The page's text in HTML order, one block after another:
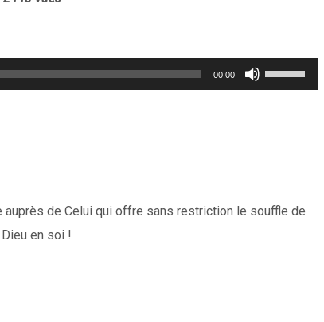
00:00
Utilisez
les
ou
auprès de Celui qui offre sans restriction le souffle de
en soi !